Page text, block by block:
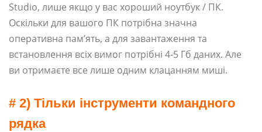
Studio, лише якщо у вас хороший ноутбук / ПК.
Оскільки для вашого ПК потрібна значна
оперативна пам’ять, а для завантаження та
встановлення всіх вимог потрібні 4-5 Гб даних. Але
ви отримаєте все лише одним клацанням миші.
# 2) Тільки інструменти командного
рядка